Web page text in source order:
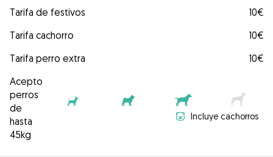
Tarifa de festivos
10€
Tarifa cachorro
10€
Tarifa perro extra
10€
Acepto
perros
de
hasta
45kg
Incluye cachorros